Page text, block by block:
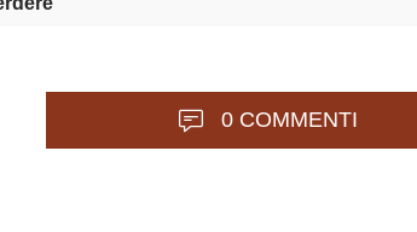
0 COMMENTI